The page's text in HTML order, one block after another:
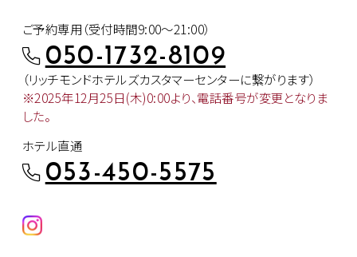
ご予約専用（受付時間9:00～21:00）
050-1732-8109
（リッチモンドホテルズカスタマーセンターに繋がります）
※2025年12月25日(木)0:00より、電話番号が変更となりま
した。
ホテル直通
053-450-5575